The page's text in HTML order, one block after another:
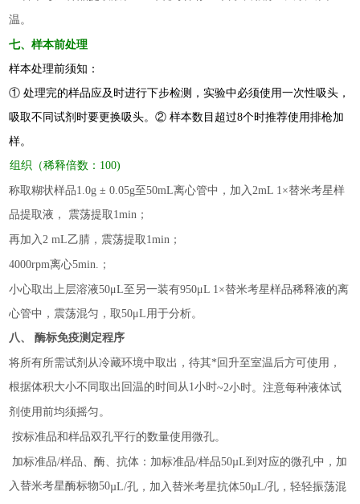
温。
七、样本前处理
样本处理前须知：
① 处理完的样品应及时进行下步检测，实验中必须使用一次性吸头，
吸取不同试剂时要更换吸头。② 样本数目超过8个时推荐使用排枪加
样。
组织（稀释倍数：100)
称取糊状样品1.0g ± 0.05g至50mL离心管中，加入2mL 1×替米考星样
品提取液， 震荡提取1min；
再加入2 mL乙腈，震荡提取1min；
4000rpm离心5min.；
小心取出上层溶液50μL至另一装有950μL 1×替米考星样品稀释液的离
心管中，震荡混匀，取50μL用于分析。
八、 酶标免疫测定程序
将所有所需试剂从冷藏环境中取出，待其*回升至室温后方可使用，
根据体积大小不同取出回温的时间从1小时~2小时。注意每种液体试
剂使用前均须摇匀。
按标准品和样品双孔平行的数量使用微孔。
加标准品/样品、酶、抗体：加标准品/样品50µL到对应的微孔中，加
入替米考星酶标物50µL/孔，加入替米考星抗体50µL/孔，轻轻振荡混